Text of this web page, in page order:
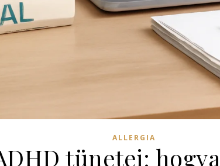
ALLERGIA
tünetei: